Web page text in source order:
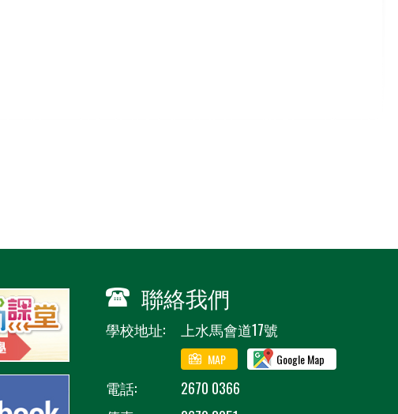
聯絡我們
學校地址: 上水馬會道17號
MAP Google Map
電話:
2670 0366